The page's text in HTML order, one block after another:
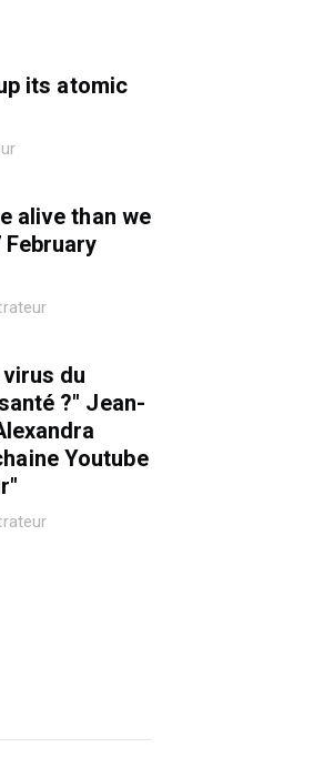
its atomic
alive than we
du
?" Jean-
Youtube